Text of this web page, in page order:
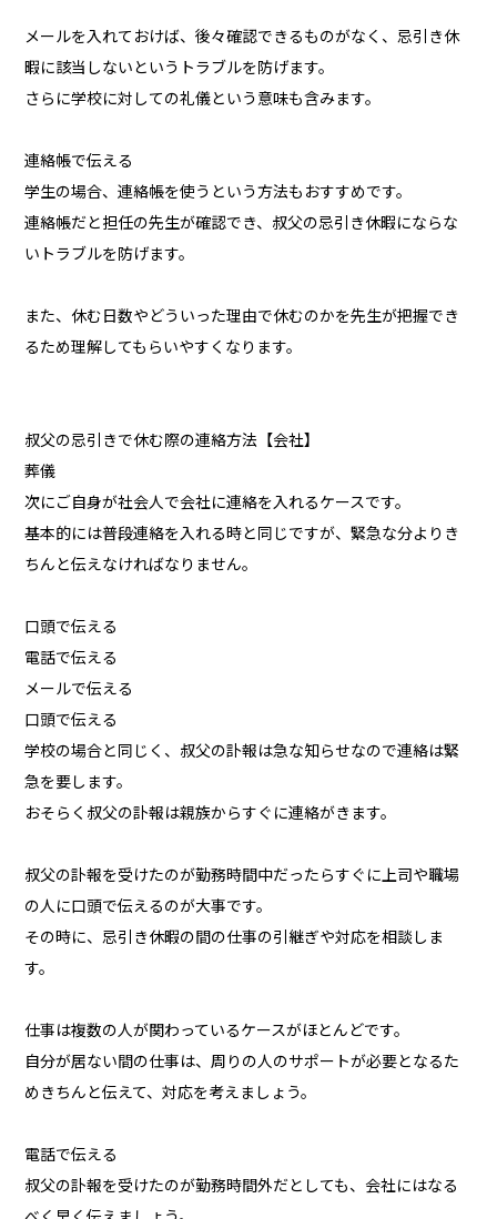
メールを入れておけば、後々確認できるものがなく、忌引き休
暇に該当しないというトラブルを防げます。
さらに学校に対しての礼儀という意味も含みます。
連絡帳で伝える
学生の場合、連絡帳を使うという方法もおすすめです。
連絡帳だと担任の先生が確認でき、叔父の忌引き休暇にならな
いトラブルを防げます。
また、休む日数やどういった理由で休むのかを先生が把握でき
るため理解してもらいやすくなります。
叔父の忌引きで休む際の連絡方法【会社】
葬儀
次にご自身が社会人で会社に連絡を入れるケースです。
基本的には普段連絡を入れる時と同じですが、緊急な分よりき
ちんと伝えなければなりません。
口頭で伝える
電話で伝える
メールで伝える
口頭で伝える
学校の場合と同じく、叔父の訃報は急な知らせなので連絡は緊
急を要します。
おそらく叔父の訃報は親族からすぐに連絡がきます。
叔父の訃報を受けたのが勤務時間中だったらすぐに上司や職場
の人に口頭で伝えるのが大事です。
その時に、忌引き休暇の間の仕事の引継ぎや対応を相談しま
す。
仕事は複数の人が関わっているケースがほとんどです。
自分が居ない間の仕事は、周りの人のサポートが必要となるた
めきちんと伝えて、対応を考えましょう。
電話で伝える
叔父の訃報を受けたのが勤務時間外だとしても、会社にはなる